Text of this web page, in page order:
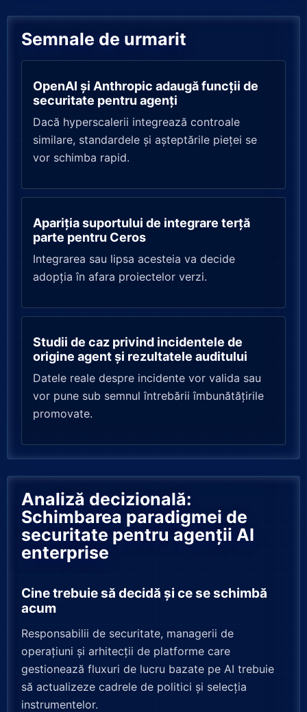
Semnale de urmarit
OpenAI și Anthropic adaugă funcții de
securitate pentru agenți
Dacă hyperscalerii integrează controale
similare, standardele și așteptările pieței se
vor schimba rapid.
Apariția suportului de integrare terță
parte pentru Ceros
Integrarea sau lipsa acesteia va decide
adopția în afara proiectelor verzi.
Studii de caz privind incidentele de
origine agent și rezultatele auditului
Datele reale despre incidente vor valida sau
vor pune sub semnul întrebării îmbunătățirile
promovate.
Analiză decizională:
Schimbarea paradigmei de
securitate pentru agenții AI
enterprise
Cine trebuie să decidă și ce se schimbă
acum
Responsabilii de securitate, managerii de
operațiuni și arhitecții de platforme care
gestionează fluxuri de lucru bazate pe AI trebuie
să actualizeze cadrele de politici și selecția
instrumentelor.